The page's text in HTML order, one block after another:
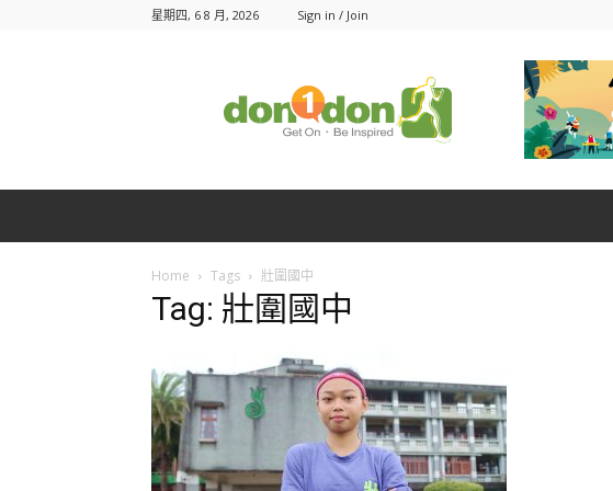
星期四, 6 8 月, 2026 Sign in / Join
Home Tags 壯圍國中
Tag: 壯圍國中